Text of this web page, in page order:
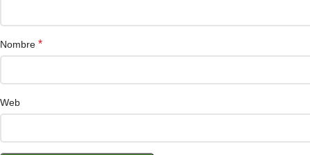
Nombre *
Web